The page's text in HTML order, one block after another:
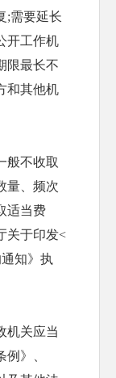
;需要延长
开工作机
限最长不
和其他机
般不收取
量、频次
适当费
关于印发<
知》执
机关应当
》、